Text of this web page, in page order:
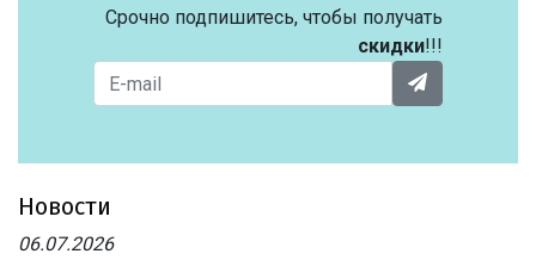
Срочно подпишитесь, чтобы получать
скидки!!!
Новости
06.07.2026